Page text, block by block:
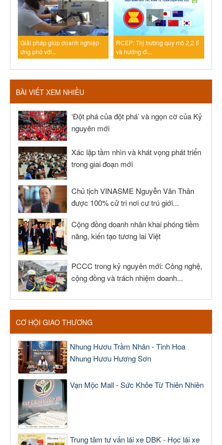
Giải pháp giúp doanh nghiệp
ứng phó với...
RCEP: Thị trường quy mô 2,2 tỉ
và hướng đi...
BÀI VIẾT XEM NHIỀU
‘Đột phá của đột phá’ và ngọn cờ của Kỷ
nguyên mới
Xác lập tầm nhìn và khát vọng phát triển
trong giai đoạn mới
Chủ tịch VINASME Nguyễn Văn Thân
được 100% cử tri nơi cư trú giới...
Cộng đồng doanh nhân khai phóng tiềm
năng, kiến tạo tương lai Việt
PCCC trong kỷ nguyên mới: Công nghệ,
cộng đồng và trách nhiệm doanh...
CƠ HỘI GIAO THƯƠNG
Nhung Hươu Trầm Nhân - Tinh Hoa
Nhung Hươu Hương Sơn
Vạn Mộc Mall - Sức Khỏe Từ Thiên Nhiên
Trung tâm tư vấn lái xe DBK - Học lái xe